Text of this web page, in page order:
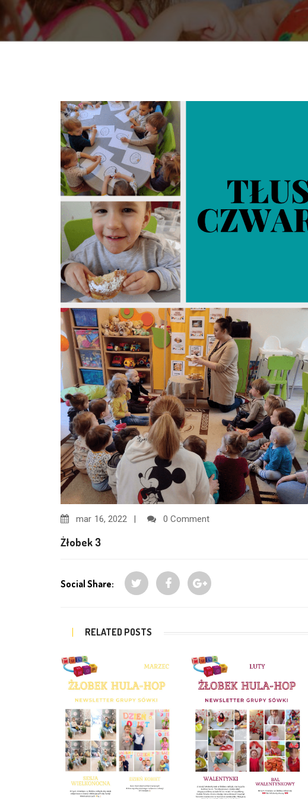
mar 16, 2022 0 Comment
Żłobek 3
Social Share:
RELATED POSTS